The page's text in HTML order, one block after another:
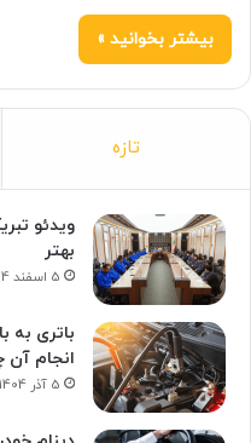
بیشتر بخوانید »
تازه
ویدئو
بهتر
5 اسفند 1404
باتری
انجام
5 آذر 1404